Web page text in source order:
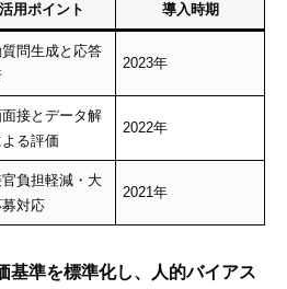
活用ポイント 導入時期
質問生成と応答
2023年
接とデータ解
る評価
2022年
負担軽減・大
対応
2021年
基準を標準化し、人的バイアス